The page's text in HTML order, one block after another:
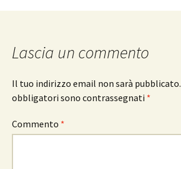
articolo
Lascia un commento
Il tuo indirizzo email non sarà pubblicato.
obbligatori sono contrassegnati *
Commento *